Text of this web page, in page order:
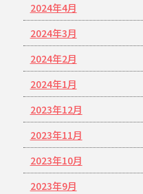
2024年4月
2024年3月
2024年2月
2024年1月
2023年12月
2023年11月
2023年10月
2023年9月